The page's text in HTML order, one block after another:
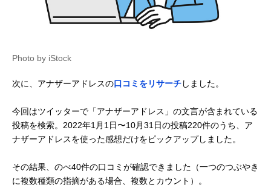
Photo by iStock
次に、アナザーアドレスの口コミをリサーチしました。
今回はツイッターで「アナザーアドレス」の文言が含まれている
投稿を検索。2022年1月1日〜10月31日の投稿220件のうち、ア
ナザーアドレスを使った感想だけをピックアップしました。
その結果、のべ40件の口コミが確認できました（一つのつぶやき
に複数種類の指摘がある場合、複数とカウント）。